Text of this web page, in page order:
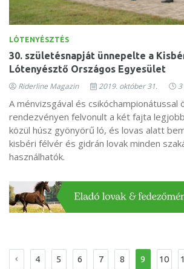
LÓTENYÉSZTÉS
30. születésnapját ünnepelte a
Lótenyésztő Országos Egyesület
Riderline Magazin 2019. október 31. 3
A ménvizsgával és
rendezvényen felvonult a két fajta
közül húsz gyönyörű ló, és lovas alatt
kisbéri félvér és gidrán lovak minden
használhatók.
4 5 6 7 8 9 10